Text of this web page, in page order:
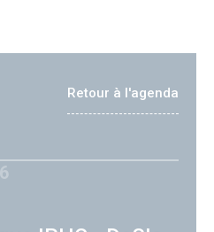
Retour à l'agenda